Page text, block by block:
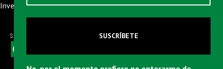
Investigaciones
SIGUENOS
a
h
i
e
m
SUSCRÍBETE